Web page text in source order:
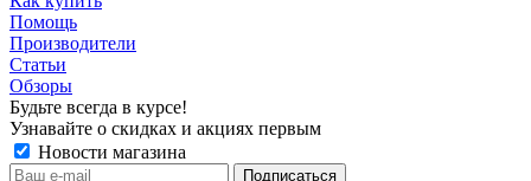
Помощь
Производители
Статьи
Обзоры
Будьте всегда в курсе!
Узнавайте о скидках и акциях первым
Новости магазина